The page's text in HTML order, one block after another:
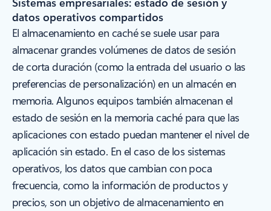
datos operativos compartidos
El almacenamiento en caché se suele usar para
almacenar grandes volúmenes de datos de sesión
de corta duración (como la entrada del usuario o las
preferencias de personalización) en un almacén en
memoria. Algunos equipos también almacenan el
estado de sesión en la memoria caché para que las
aplicaciones con estado puedan mantener el nivel de
aplicación sin estado. En el caso de los sistemas
operativos, los datos que cambian con poca
frecuencia, como la información de productos y
precios, son un objetivo de almacenamiento en